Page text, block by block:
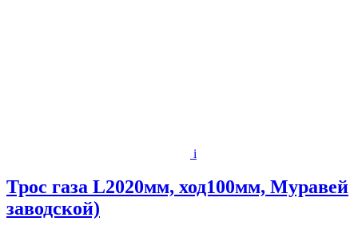
i
Трос газа L2020мм, ход100мм, Муравей
заводской)